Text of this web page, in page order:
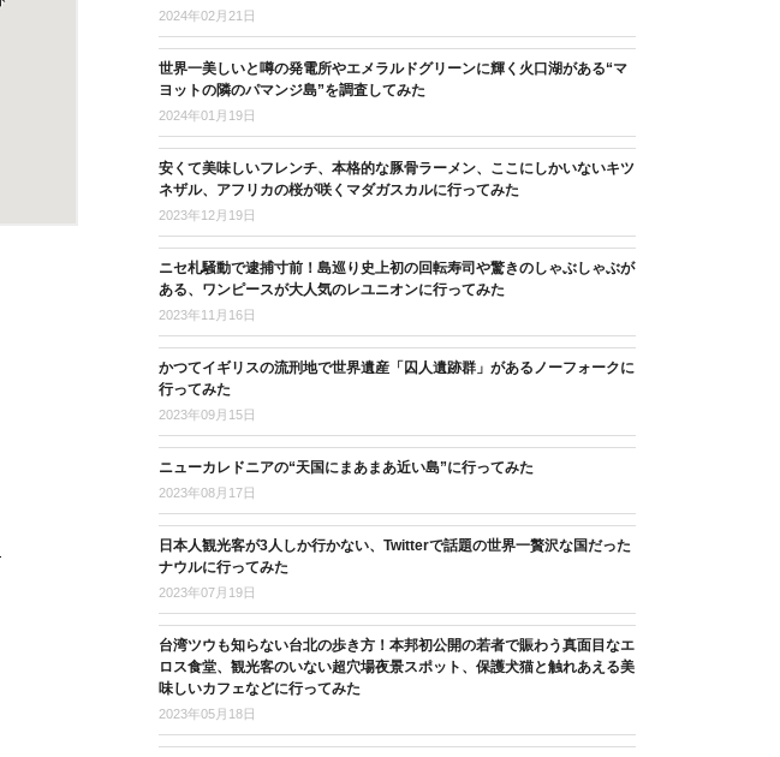
2024年02月21日
世界一美しいと噂の発電所やエメラルドグリーンに輝く火口湖がある“マ
ヨットの隣のパマンジ島”を調査してみた
2024年01月19日
安くて美味しいフレンチ、本格的な豚骨ラーメン、ここにしかいないキツ
ネザル、アフリカの桜が咲くマダガスカルに行ってみた
2023年12月19日
ニセ札騒動で逮捕寸前！島巡り史上初の回転寿司や驚きのしゃぶしゃぶが
ある、ワンピースが大人気のレユニオンに行ってみた
2023年11月16日
かつてイギリスの流刑地で世界遺産「囚人遺跡群」があるノーフォークに
行ってみた
2023年09月15日
ニューカレドニアの“天国にまあまあ近い島”に行ってみた
2023年08月17日
日本人観光客が3人しか行かない、Twitterで話題の世界一贅沢な国だった
ナウルに行ってみた
2023年07月19日
台湾ツウも知らない台北の歩き方！本邦初公開の若者で賑わう真面目なエ
ロス食堂、観光客のいない超穴場夜景スポット、保護犬猫と触れあえる美
味しいカフェなどに行ってみた
2023年05月18日